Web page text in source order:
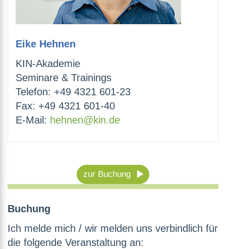
Eike Hehnen
KIN-Akademie
Seminare & Trainings
Telefon: +49 4321 601-23
Fax: +49 4321 601-40
E-Mail: hehnen@kin.de
zur Buchung
Buchung
Ich melde mich / wir melden uns verbindlich für
die folgende Veranstaltung an: